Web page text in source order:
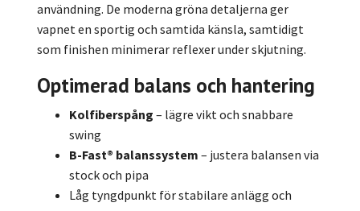
användning. De moderna gröna detaljerna ger
vapnet en sportig och samtida känsla, samtidigt
som finishen minimerar reflexer under skjutning.
Optimerad balans och hantering
Kolfiberspång – lägre vikt och snabbare
swing
B-Fast® balanssystem – justera balansen via
stock och pipa
Låg tyngdpunkt för stabilare anlägg och